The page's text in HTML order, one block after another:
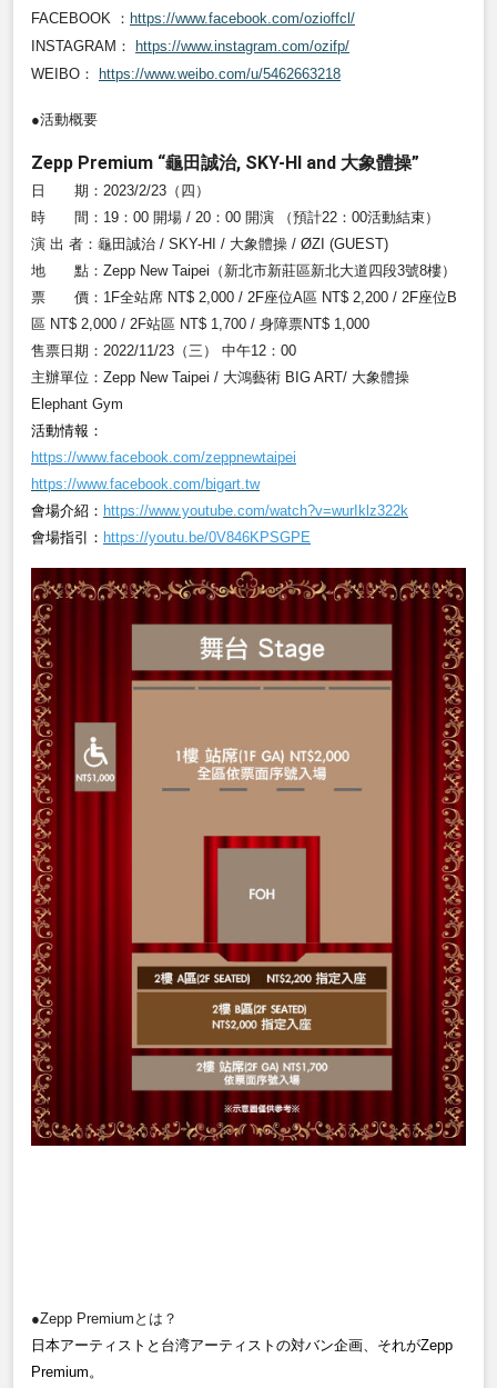
FACEBOOK ： https://www.facebook.com/ozioffcl/
INSTAGRAM：
https://www.instagram.com/ozifp/
WEIBO ： https://www.weibo.com/u/5462663218
●活動概要
Zepp Premium “龜田誠治, SKY-HI and 大象體操”
日 期：2023/2/23（四）
時 間：19：00 開場 / 20：00 開演 （預計22：00活動結束）
演 出 者：龜田誠治 / SKY-HI / 大象體操 / ØZI (GUEST)
地 點：Zepp New Taipei（新北市新莊區新北大道四段3號8樓）
票 價：1F全站席 NT$ 2,000 / 2F座位A區 NT$ 2,200 / 2F座位B
區 NT$ 2,000 / 2F站區 NT$ 1,700 / 身障票NT$ 1,000
售票日期：2022/11/23（三） 中午12：00
主辦單位：Zepp New Taipei / 大鴻藝術 BIG ART/ 大象體操
Elephant Gym
活動情報：
https://www.facebook.com/zeppnewtaipei
https://www.facebook.com/bigart.tw
會場介紹： https://www.youtube.com/watch?v=wurIklz322k
會場指引： https://youtu.be/0V846KPSGPE
●Zepp Premiumとは？
日本アーティストと台湾アーティストの対バン企画、それがZepp
Premium。